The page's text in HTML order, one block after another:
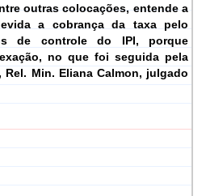
outras colocações, entende a
a cobrança da taxa pelo
de controle do IPI, porque
no que foi seguida pela
Rel. Min. Eliana Calmon, julgado